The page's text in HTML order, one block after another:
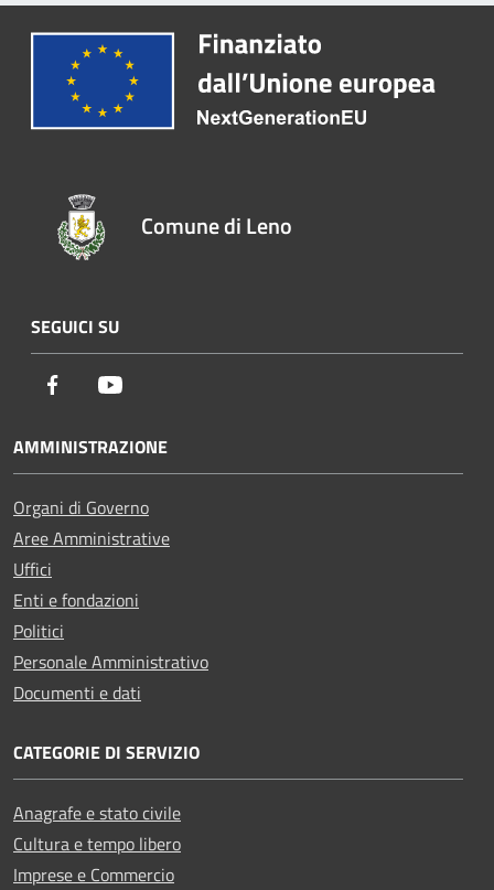
Comune di Leno
SEGUICI SU
Facebook
AMMINISTRAZIONE
Organi di Governo
Aree Amministrative
Uffici
Enti e fondazioni
Politici
Personale Amministrativo
Documenti e dati
CATEGORIE DI SERVIZIO
Anagrafe e stato civile
Cultura e tempo libero
Imprese e Commercio